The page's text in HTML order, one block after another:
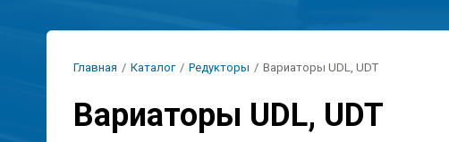
Строка
навигации
Главная / Каталог / Редукторы / Вариаторы UDL, UDT
Вариаторы UDL, UDT